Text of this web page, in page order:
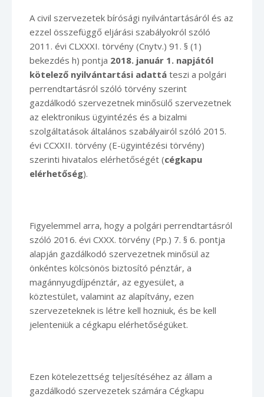
A civil szervezetek bírósági nyilvántartásáról és az
ezzel összefüggő eljárási szabályokról szóló
2011. évi CLXXXI. törvény (Cnytv.) 91. § (1)
bekezdés h) pontja 2018. január 1. napjától
kötelező nyilvántartási adattá teszi a polgári
perrendtartásról szóló törvény szerint
gazdálkodó szervezetnek minősülő szervezetnek
az elektronikus ügyintézés és a bizalmi
szolgáltatások általános szabályairól szóló 2015.
évi CCXXII. törvény (E-ügyintézési törvény)
szerinti hivatalos elérhetőségét (cégkapu
elérhetőség).
Figyelemmel arra, hogy a polgári perrendtartásról
szóló 2016. évi CXXX. törvény (Pp.) 7. § 6. pontja
alapján gazdálkodó szervezetnek minősül az
önkéntes kölcsönös biztosító pénztár, a
magánnyugdíjpénztár, az egyesület, a
köztestület, valamint az alapítvány, ezen
szervezeteknek is létre kell hozniuk, és be kell
jelenteniük a cégkapu elérhetőségüket.
Ezen kötelezettség teljesítéséhez az állam a
gazdálkodó szervezetek számára Cégkapu